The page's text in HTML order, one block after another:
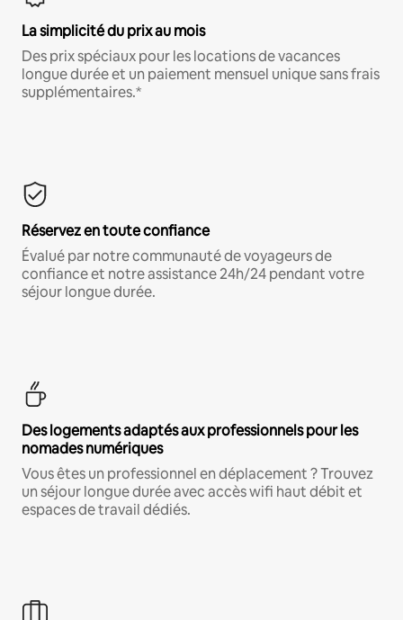
La simplicité du prix au mois
Des prix spéciaux pour les locations de vacances
longue durée et un paiement mensuel unique sans frais
supplémentaires.*
Réservez en toute confiance
Évalué par notre communauté de voyageurs de
confiance et notre assistance 24h/24 pendant votre
séjour longue durée.
Des logements adaptés aux professionnels pour les
nomades numériques
Vous êtes un professionnel en déplacement ? Trouvez
un séjour longue durée avec accès wifi haut débit et
espaces de travail dédiés.